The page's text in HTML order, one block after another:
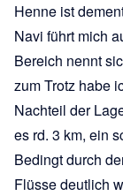
Henne ist
Navi führt mich
Bereich nennt
zum Trotz habe
Nachteil der
es rd. 3 km, ein
Bedingt durch
Flüsse deutlich